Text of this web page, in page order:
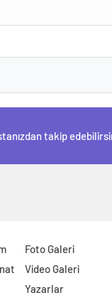
takip
Foto Galeri
Video Galeri
Yazarlar